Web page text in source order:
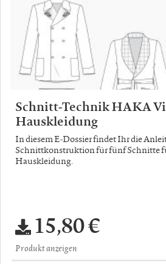
Schnitt-Technik HAKA
Hauskleidung
In diesem E-Dossier findet Ihr die
Schnittkonstruktion für fünf Schnitte
Hauskleidung.
15,80 €
Produkt anzeigen